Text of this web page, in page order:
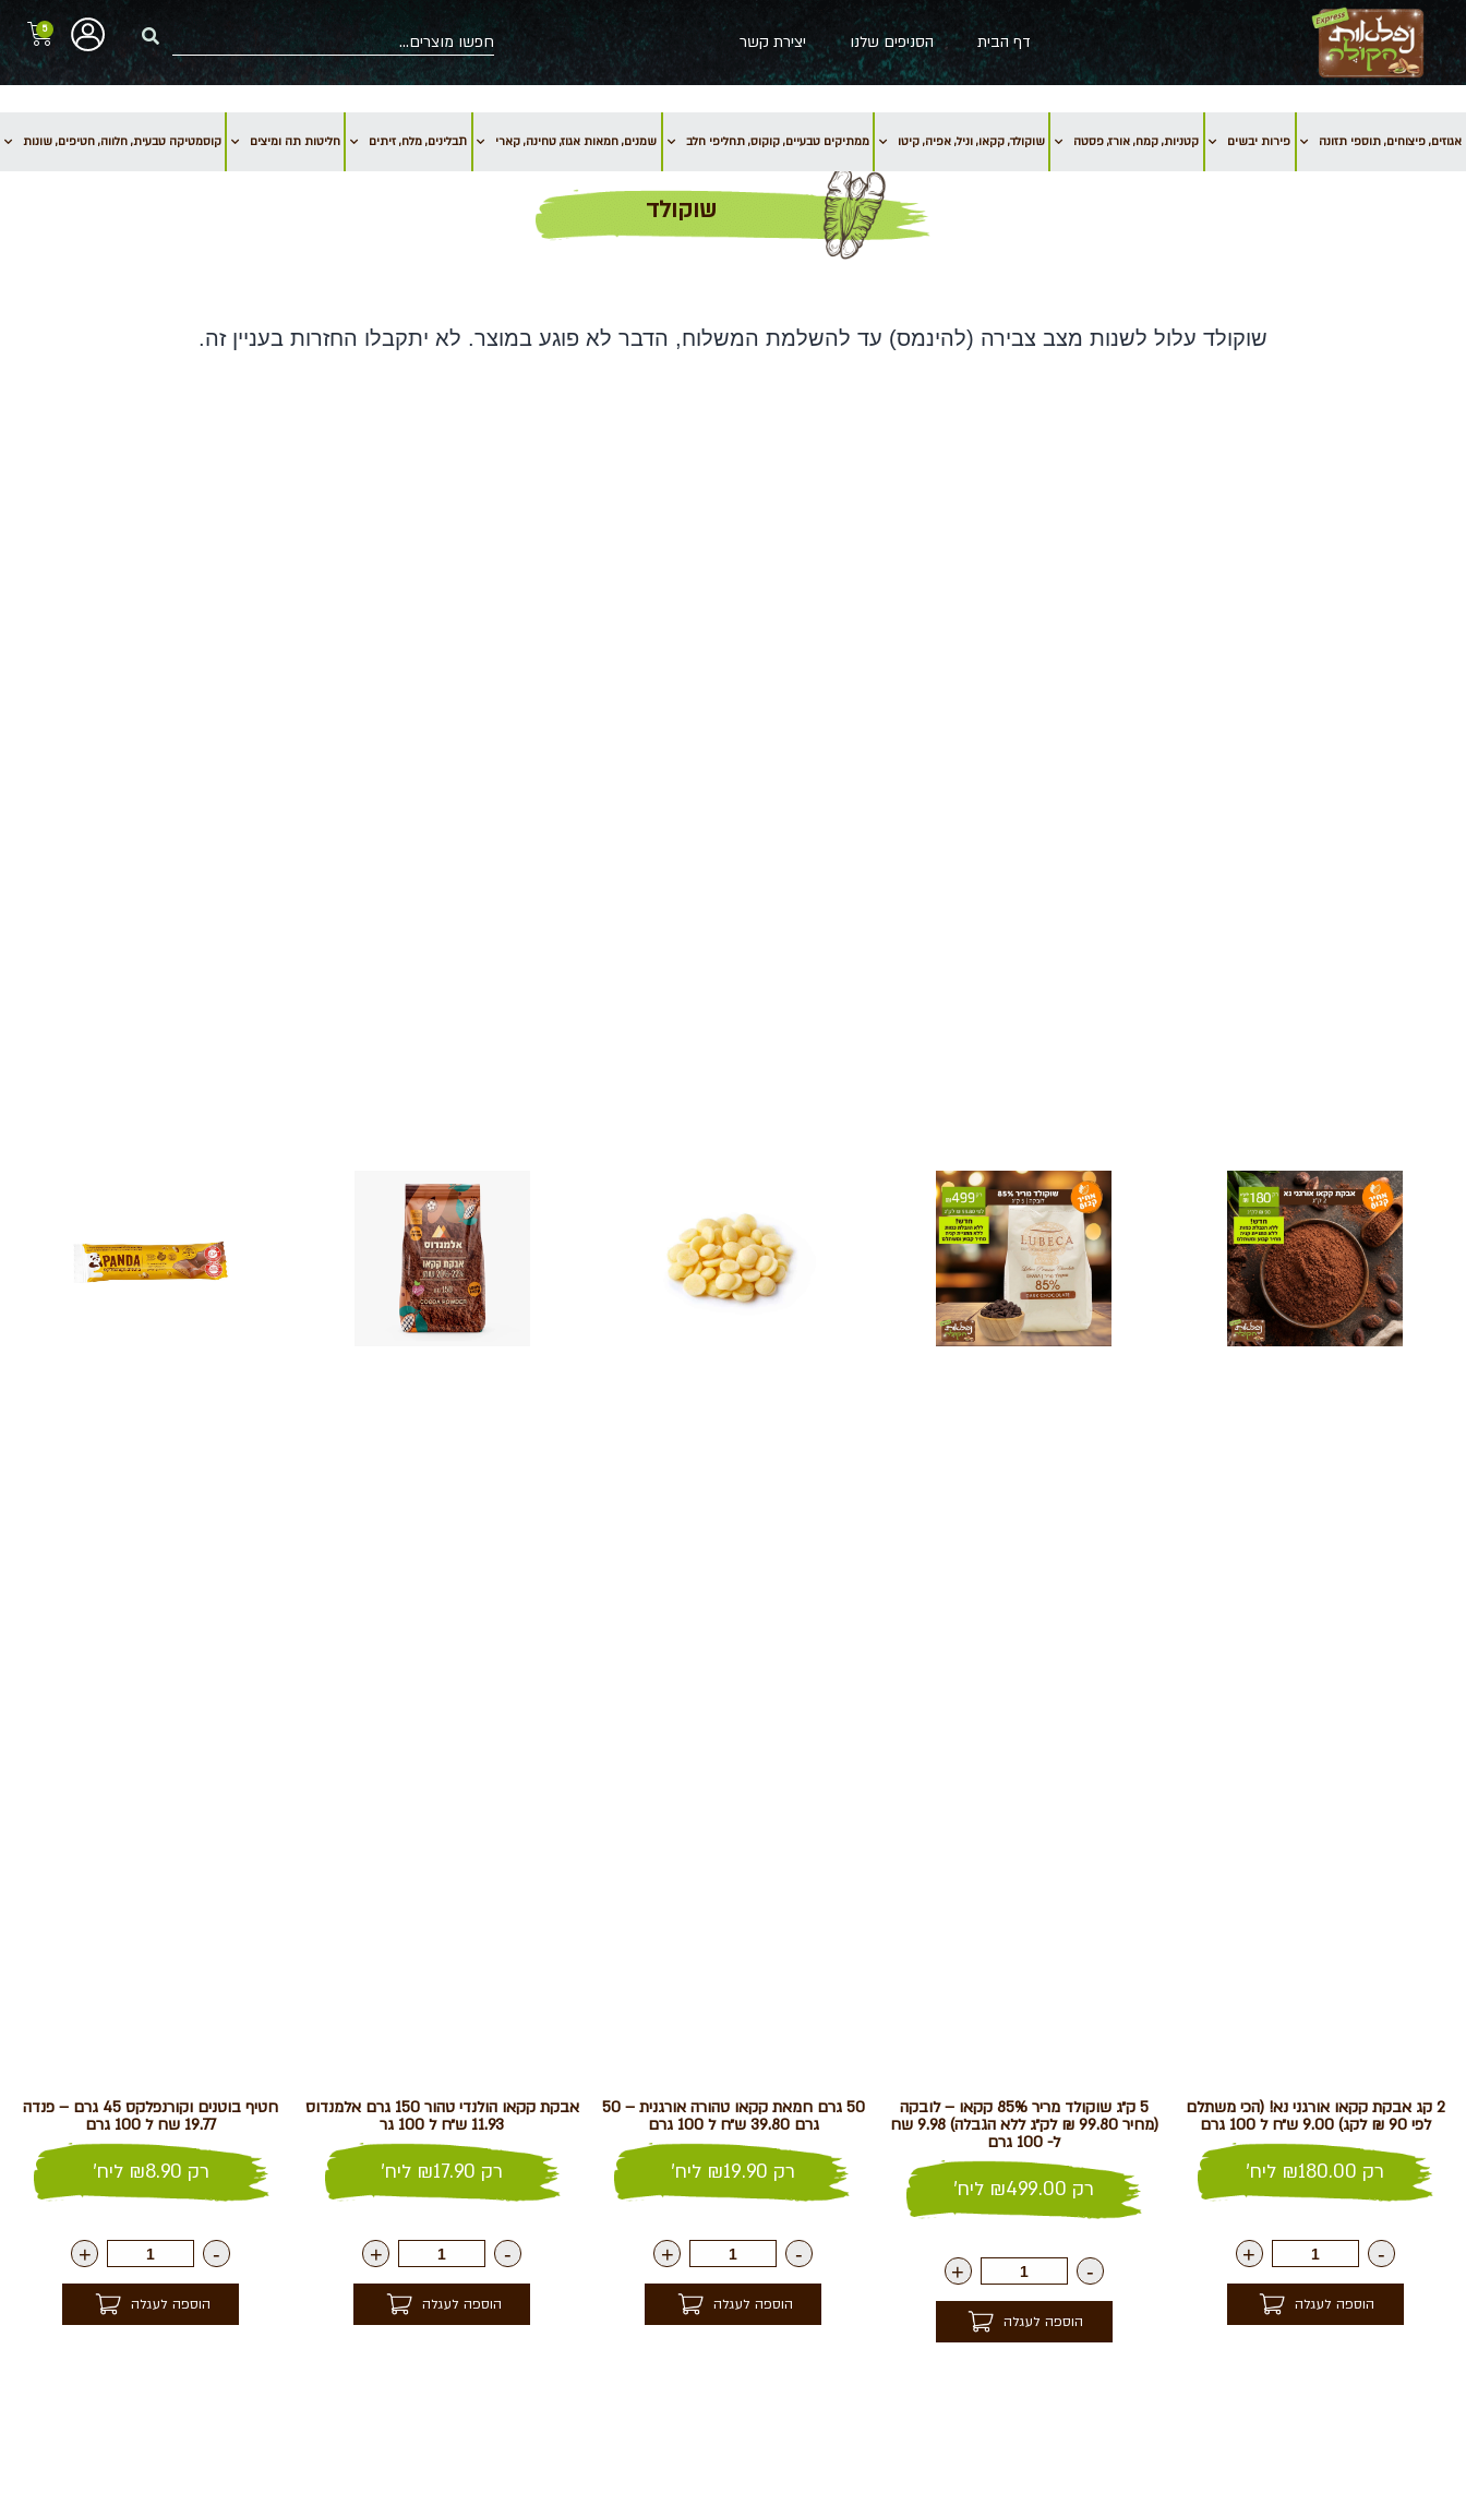
דף הבית הסניפים שלנו יצירת קשר
5
אגוזים, פיצוחים, תוספי תזונה פירות יבשים קטניות, קמח, אורז, פסטה שוקולד, קקאו, וניל, אפיה, קיטו ממתיקים טבעיים, קוקוס, תחליפי חלב שמנים, חמאות אגוז, טחינה, קארי תבלינים, מלח, זיתים חליטות תה ומיצים קוסמטיקה טבעית, חלווה, חטיפים, שונות
שוקולד
שוקולד עלול לשנות מצב צבירה (להינמס) עד להשלמת המשלוח, הדבר לא פוגע במוצר. לא יתקבלו החזרות בעניין זה.
2 קג אבקת קקאו אורגני נא! (הכי משתלם
לפי 90 ₪ לקג) 9.00 ש״ח ל 100 גרם
רק ₪180.00 ליח'
-
+
הוספה לעגלה
5 ק״ג שוקולד מריר 85% קקאו – לובקה
(מחיר 99.80 ₪ לק״ג ללא הגבלה) 9.98 שח
ל- 100 גרם
רק ₪499.00 ליח'
-
+
הוספה לעגלה
50 גרם חמאת קקאו טהורה אורגנית – 50
גרם 39.80 ש״ח ל 100 גרם
רק ₪19.90 ליח'
-
+
הוספה לעגלה
אבקת קקאו הולנדי טהור 150 גרם אלמנדוס
11.93 ש״ח ל 100 גר
רק ₪17.90 ליח'
-
+
הוספה לעגלה
חטיף בוטנים וקורנפלקס 45 גרם – פנדה
19.77 שח ל 100 גרם
רק ₪8.90 ליח'
-
+
הוספה לעגלה